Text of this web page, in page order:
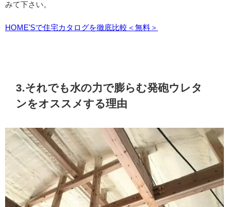
みて下さい。
HOME'Sで住宅カタログを徹底比較＜無料＞
3.それでも水の力で膨らむ発砲ウレタ
ンをオススメする理由